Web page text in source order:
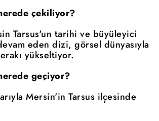
çekiliyor?
Tarsus'un tarihi ve büyüleyici
eden dizi, görsel dünyasıyla
yükseltiyor.
geçiyor?
Mersin'in Tarsus ilçesinde